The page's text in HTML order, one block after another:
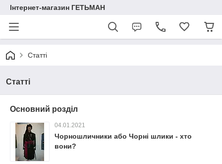
Інтернет-магазин ГЕТЬМАН
Статті
Статті
Основний розділ
04.01.2021
Чорношличники або Чорні шлики - хто
вони?